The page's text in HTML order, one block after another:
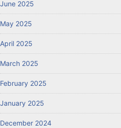
June 2025
May 2025
April 2025
March 2025
February 2025
January 2025
December 2024